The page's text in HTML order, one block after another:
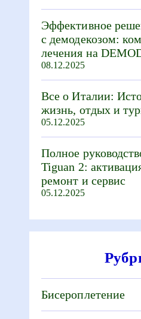
Эффективное
с демодекозом:
лечения на
08.12.2025
Все о Италии:
жизнь, отдых и
05.12.2025
Полное
Tiguan 2:
ремонт и сервис
05.12.2025
Бисероплетение